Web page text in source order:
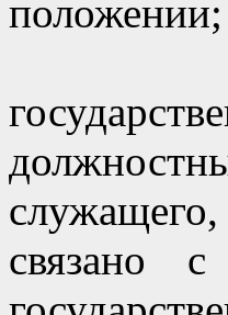
положении;
-
связано с